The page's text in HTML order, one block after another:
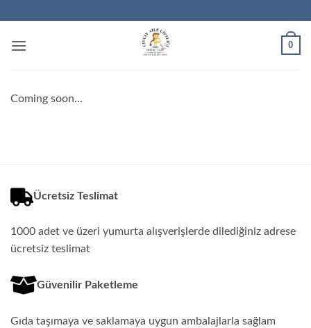
0
Coming soon…
Ücretsiz Teslimat
1000 adet ve üzeri yumurta alışverişlerde dilediğiniz adrese
ücretsiz teslimat
Güvenilir Paketleme
Gıda taşımaya ve saklamaya uygun ambalajlarla sağlam